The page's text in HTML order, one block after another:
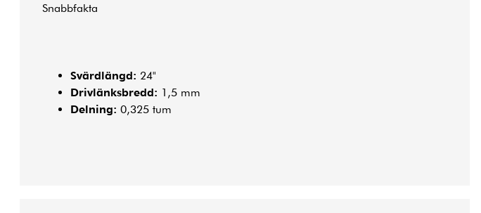
Snabbfakta
Svärdlängd: 24"
Drivlänksbredd: 1,5 mm
Delning: 0,325 tum